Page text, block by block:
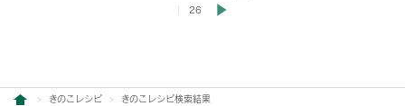
26
きのこレシピ きのこレシピ検索結果